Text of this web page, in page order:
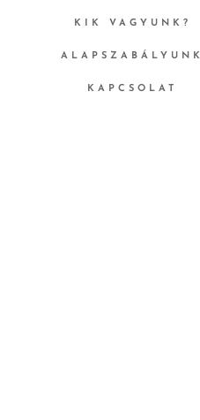
KIK VAGYUNK?
ALAPSZABÁLYUNK
KAPCSOLAT